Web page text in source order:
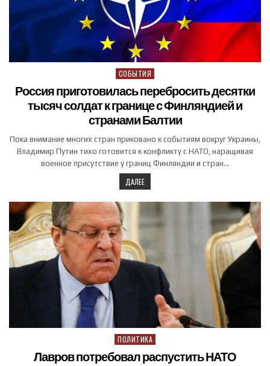
Posted in
СОБЫТИЯ
Россия приготовилась перебросить десятки
тысяч солдат к границе с Финляндией и
странами Балтии
Пока внимание многих стран приковано к событиям вокруг Украины,
Владимир Путин тихо готовится к конфликту с НАТО, наращивая
военное присутствие у границ Финляндии и стран…
ДАЛЕЕ
Posted in
ПОЛИТИКА
Лавров потребовал распустить НАТО